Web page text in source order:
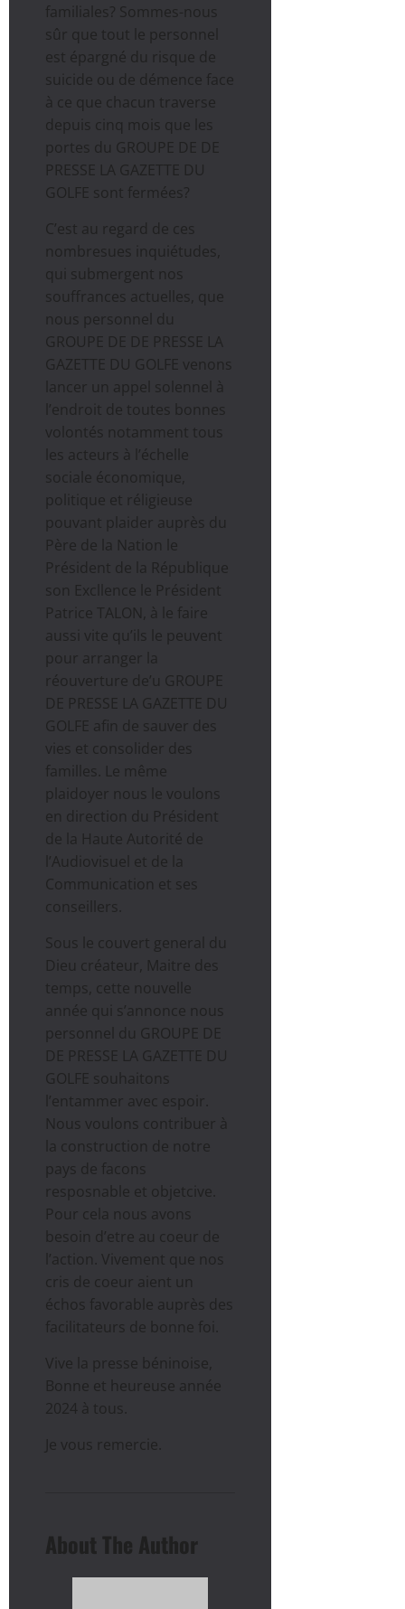
familiales? Sommes-nous
sûr que tout le personnel
est épargné du risque de
suicide ou de démence face
à ce que chacun traverse
depuis cinq mois que les
portes du GROUPE DE DE
PRESSE LA GAZETTE DU
GOLFE sont fermées?
C’est au regard de ces
nombresues inquiétudes,
qui submergent nos
souffrances actuelles, que
nous personnel du
GROUPE DE DE PRESSE LA
GAZETTE DU GOLFE venons
lancer un appel solennel à
l’endroit de toutes bonnes
volontés notamment tous
les acteurs à l’échelle
sociale économique,
politique et réligieuse
pouvant plaider auprès du
Père de la Nation le
Président de la République
son Excllence le Président
Patrice TALON, à le faire
aussi vite qu’ils le peuvent
pour arranger la
réouverture de’u GROUPE
DE PRESSE LA GAZETTE DU
GOLFE afin de sauver des
vies et consolider des
familles. Le même
plaidoyer nous le voulons
en direction du Président
de la Haute Autorité de
l’Audiovisuel et de la
Communication et ses
conseillers.
Sous le couvert general du
Dieu créateur, Maitre des
temps, cette nouvelle
année qui s’annonce nous
personnel du GROUPE DE
DE PRESSE LA GAZETTE DU
GOLFE souhaitons
l’entammer avec espoir.
Nous voulons contribuer à
la construction de notre
pays de facons
resposnable et objetcive.
Pour cela nous avons
besoin d’etre au coeur de
l’action. Vivement que nos
cris de coeur aient un
échos favorable auprès des
facilitateurs de bonne foi.
Vive la presse béninoise,
Bonne et heureuse année
2024 à tous.
Je vous remercie.
About The Author